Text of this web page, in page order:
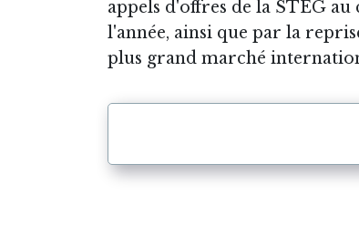
appels d'offres de la STEG
l'année, ainsi que par la
plus grand marché